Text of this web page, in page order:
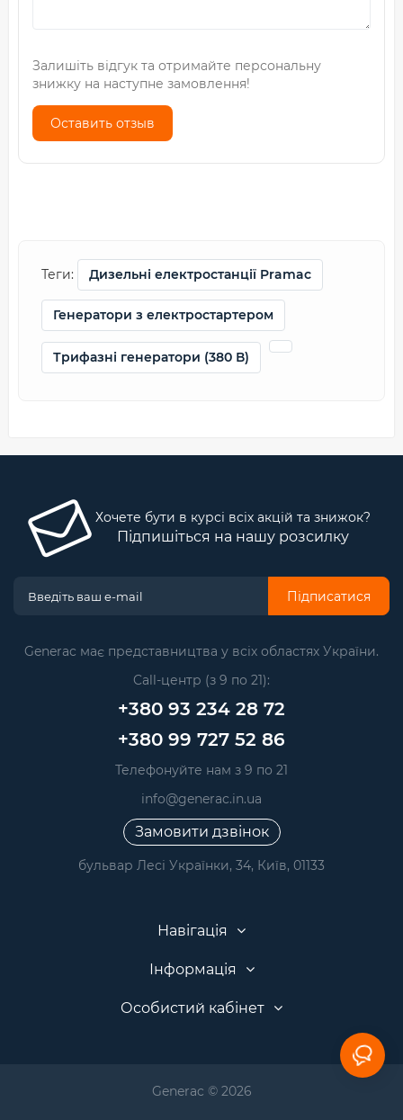
Залишіть відгук та отримайте персональну
знижку на наступне замовлення!
Оставить отзыв
Теги: Дизельні електростанції Pramac
Генератори з електростартером
Трифазні генератори (380 В)
Хочете бути в курсі всіх акцій та знижок?
Підпишіться на нашу розсилку
Підписатися
Generac має представництва у всіх областях України.
Call-центр (з 9 по 21):
+380 93 234 28 72
+380 99 727 52 86
Телефонуйте нам з 9 по 21
info@generac.in.ua
Замовити дзвінок
бульвар Лесі Українки, 34, Київ, 01133
Навігація
Інформація
Особистий кабінет
Generac © 2026